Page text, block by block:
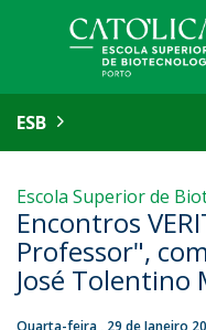
ESB
Escola Superior de
Encontros
Professor",
José Tolentino
Quarta-feira , 29 de Janeiro